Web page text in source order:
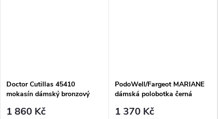
Doctor Cutillas 45410
mokasín dámský bronzový
1 860 Kč
PodoWell/Fargeot MARIANE
dámská polobotka černá
1 370 Kč